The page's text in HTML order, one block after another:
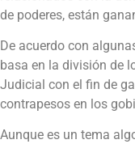
de poderes, están
De acuerdo con
basa en la división de
Judicial con el fin de
contrapesos en los
Aunque es un tema